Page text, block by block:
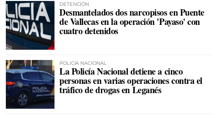
DETENCIÓN
Desmantelados dos narcopisos en Puente
de Vallecas en la operación 'Payaso' con
cuatro detenidos
POLICÍA NACIONAL
La Policía Nacional detiene a cinco
personas en varias operaciones contra el
tráfico de drogas en Leganés